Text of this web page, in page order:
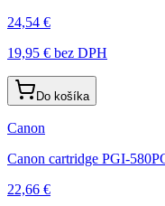
24,54 €
19,95 € bez DPH
Do košíka
Canon
Canon cartridge PGI-
22,66 €